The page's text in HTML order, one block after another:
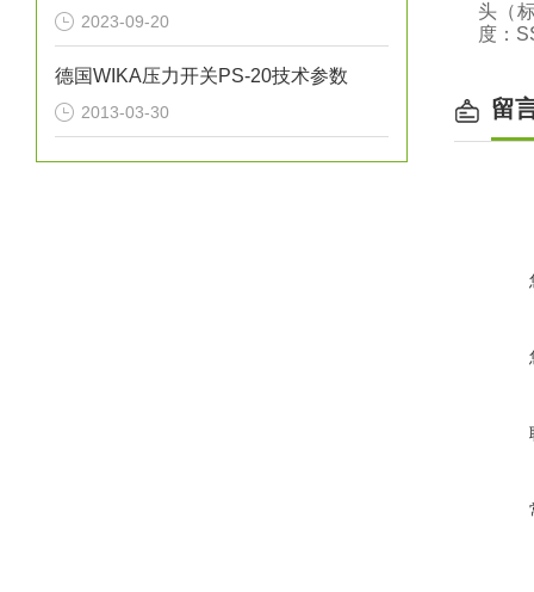
2023-09-20
德国WIKA压力开关PS-20技术参数
2013-03-30
头（
度：
留